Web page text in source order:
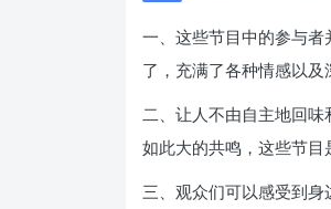
一、这些节目中的参与
了，充满了各种情感以及
二、让人不由自主地回味
如此大的共鸣，这些节目
三、观众们可以感受到